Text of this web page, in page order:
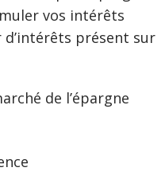
vos intérêts
présent sur
de l’épargne